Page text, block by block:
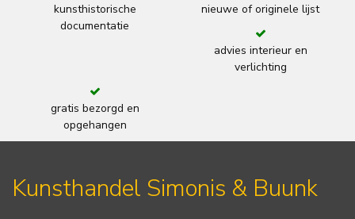
kunsthistorische
documentatie
nieuwe of originele lijst
advies interieur en
verlichting
gratis bezorgd en
opgehangen
Kunsthandel Simonis & Buunk